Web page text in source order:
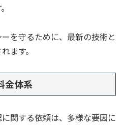
を守るために、最新の技術と
ます。
金体系
関する依頼は、多様な要因に